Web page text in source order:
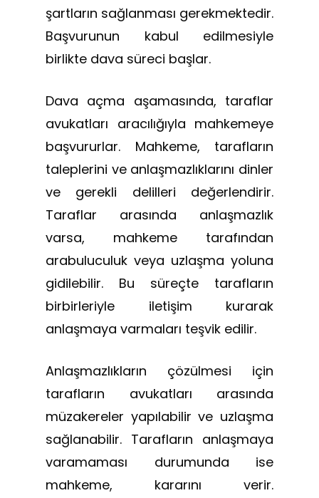
şartların sağlanması gerekmektedir.
Başvurunun kabul edilmesiyle
birlikte dava süreci başlar.
Dava açma aşamasında, taraflar
avukatları aracılığıyla mahkemeye
başvururlar. Mahkeme, tarafların
taleplerini ve anlaşmazlıklarını dinler
ve gerekli delilleri değerlendirir.
Taraflar arasında anlaşmazlık
varsa, mahkeme tarafından
arabuluculuk veya uzlaşma yoluna
gidilebilir. Bu süreçte tarafların
birbirleriyle iletişim kurarak
anlaşmaya varmaları teşvik edilir.
Anlaşmazlıkların çözülmesi için
tarafların avukatları arasında
müzakereler yapılabilir ve uzlaşma
sağlanabilir. Tarafların anlaşmaya
varamaması durumunda ise
mahkeme, kararını verir.